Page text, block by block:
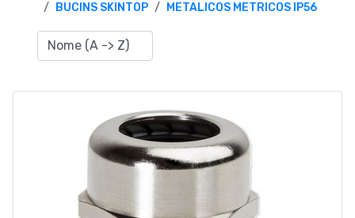
BUCINS SKINTOP
METALICOS METRICOS IP56